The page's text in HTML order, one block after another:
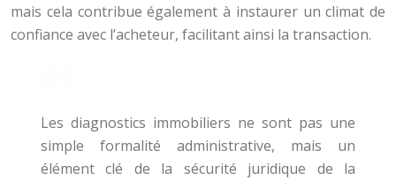
mais cela contribue également à instaurer un climat de
confiance avec l’acheteur, facilitant ainsi la transaction.
Les diagnostics immobiliers ne sont pas une
simple formalité administrative, mais un
élément clé de la sécurité juridique de la